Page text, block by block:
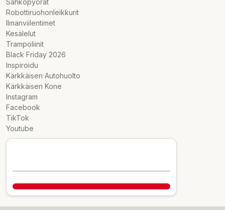
Sähköpyörät
Robottiruohonleikkurit
Ilmanviilentimet
Kesälelut
Trampoliinit
Black Friday 2026
Inspiroidu
Kärkkäisen Autohuolto
Kärkkäisen Kone
Instagram
Facebook
TikTok
Youtube